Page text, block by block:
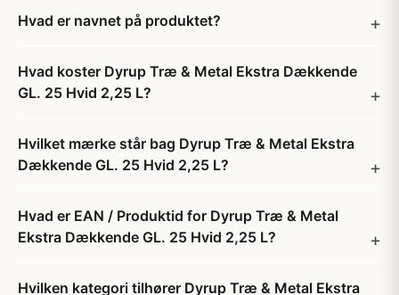
Hvad er navnet på produktet?
Hvad koster Dyrup Træ & Metal Ekstra Dækkende
GL. 25 Hvid 2,25 L?
Hvilket mærke står bag Dyrup Træ & Metal Ekstra
Dækkende GL. 25 Hvid 2,25 L?
Hvad er EAN / Produktid for Dyrup Træ & Metal
Ekstra Dækkende GL. 25 Hvid 2,25 L?
Hvilken kategori tilhører Dyrup Træ & Metal Ekstra